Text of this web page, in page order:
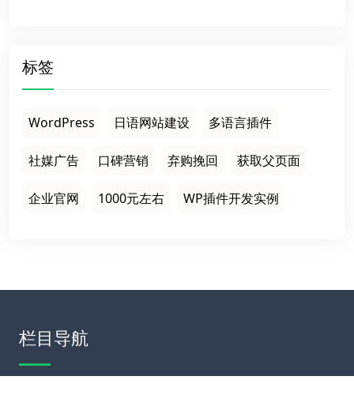
标签
WordPress 日语网站建设 多语言插件
社媒广告 口碑营销 弃购挽回 获取父页面
企业官网 1000元左右 WP插件开发实例
栏目导航